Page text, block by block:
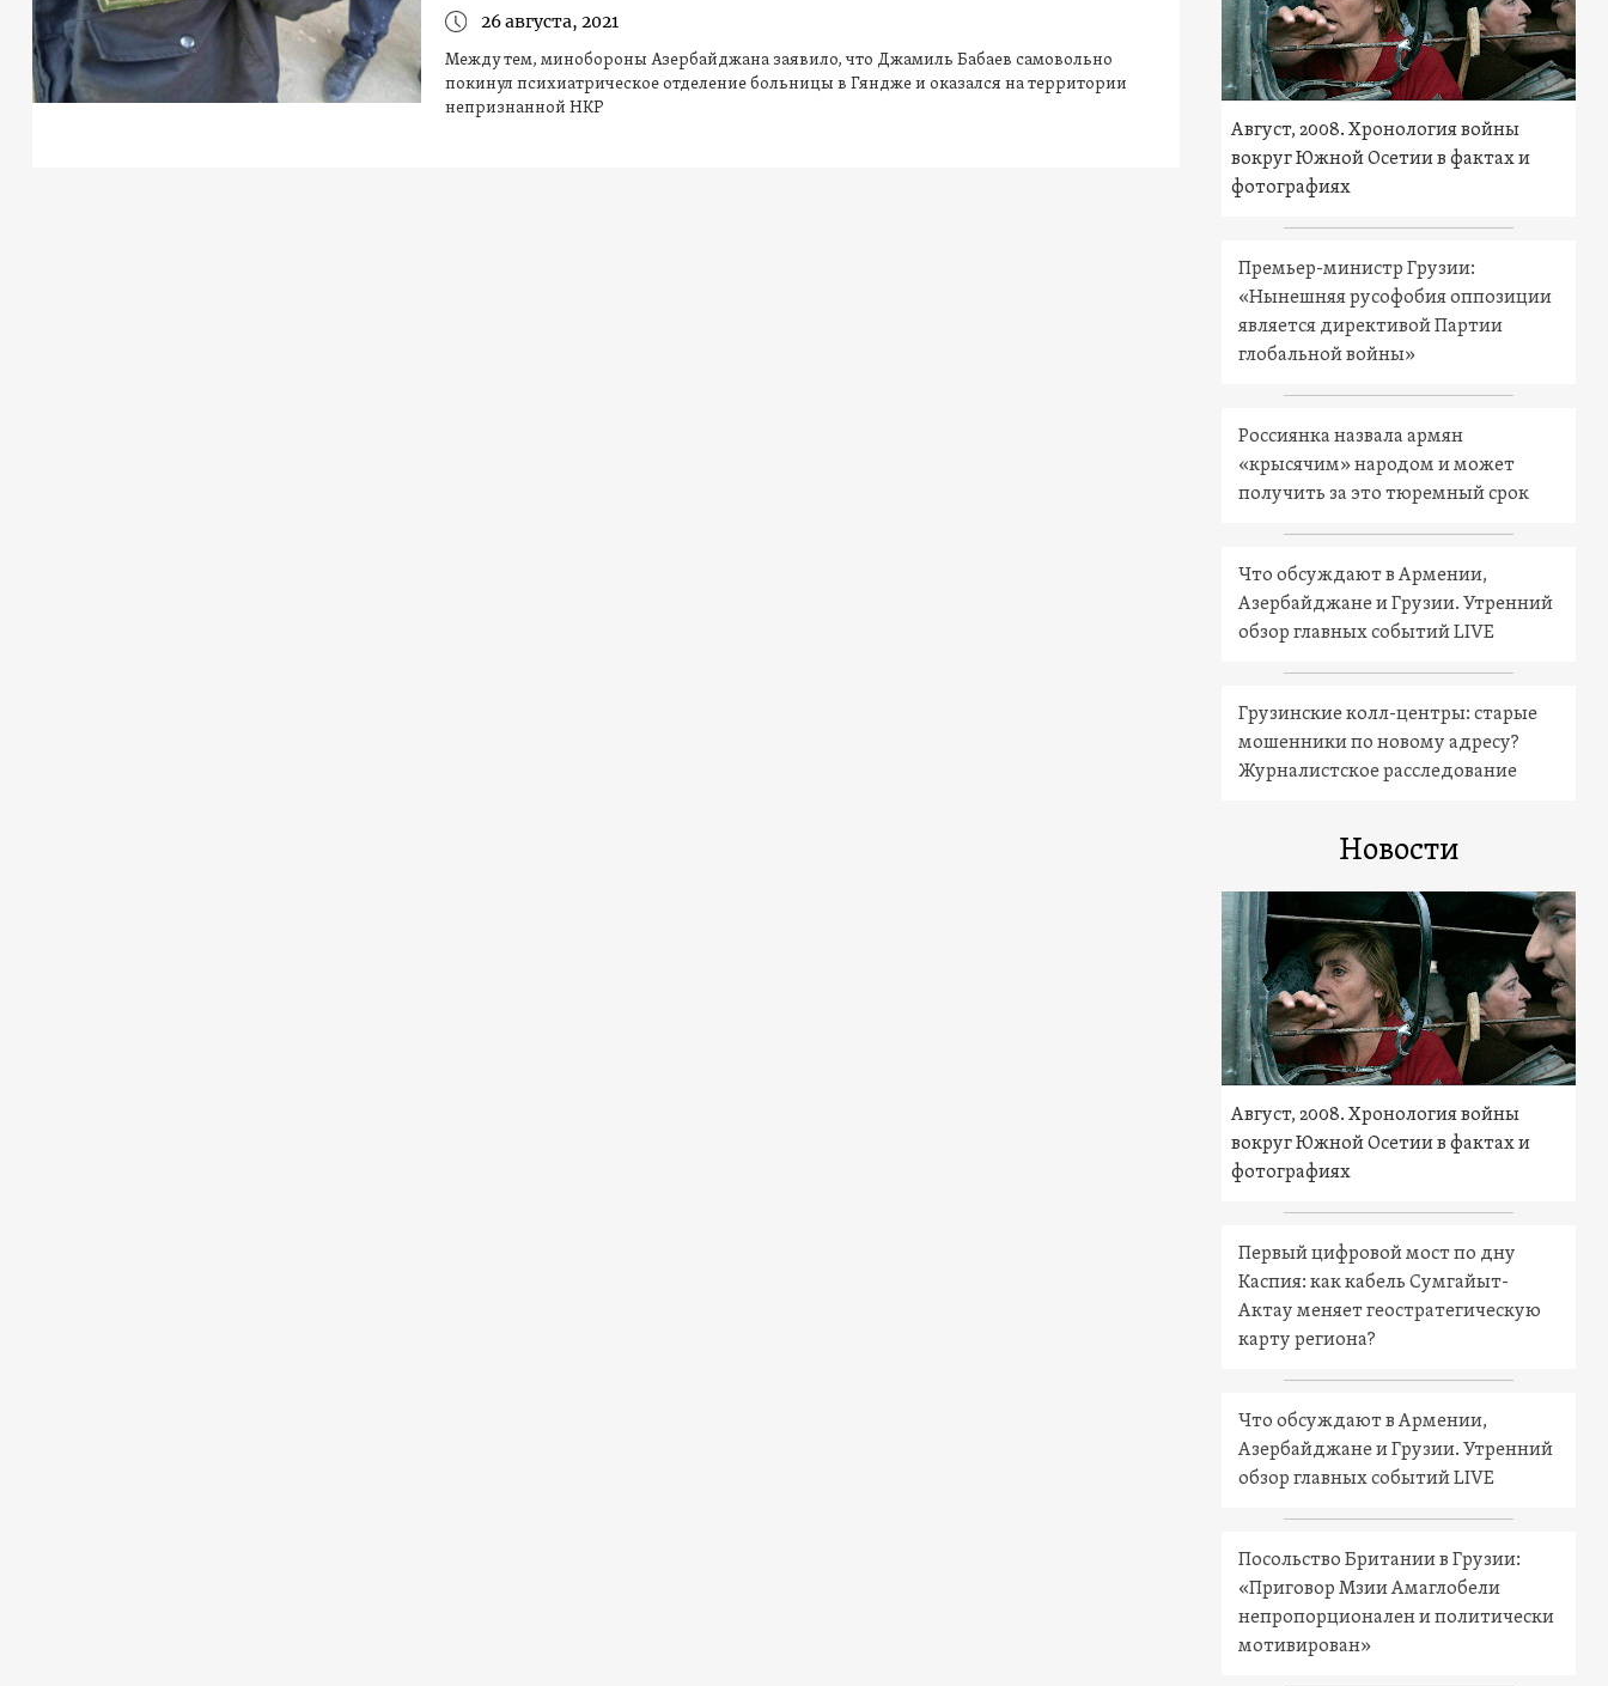
26 августа, 2021
Между тем, минобороны Азербайджана заявило, что Джамиль Бабаев самовольно
покинул психиатрическое отделение больницы в Гяндже и оказался на территории
непризнанной НКР
Август, 2008. Хронология войны
вокруг Южной Осетии в фактах и
фотографиях
Премьер-министр Грузии:
«Нынешняя русофобия оппозиции
является директивой Партии
глобальной войны»
Россиянка назвала армян
«крысячим» народом и может
получить за это тюремный срок
Что обсуждают в Армении,
Азербайджане и Грузии. Утренний
обзор главных событий LIVE
Грузинские колл-центры: старые
мошенники по новому адресу?
Журналистское расследование
Новости
Август, 2008. Хронология войны
вокруг Южной Осетии в фактах и
фотографиях
Первый цифровой мост по дну
Каспия: как кабель Сумгайыт-
Актау меняет геостратегическую
карту региона?
Что обсуждают в Армении,
Азербайджане и Грузии. Утренний
обзор главных событий LIVE
Посольство Британии в Грузии:
«Приговор Мзии Амаглобели
непропорционален и политически
мотивирован»